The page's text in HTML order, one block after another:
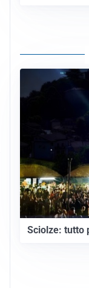
Sciolze: tutto